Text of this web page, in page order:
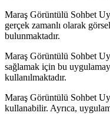
Maraş Görüntülü Sohbet
gerçek zamanlı olarak
bulunmaktadır.
Maraş Görüntülü Sohbet
sağlamak için bu
kullanılmaktadır.
Maraş Görüntülü Sohbet
kullanabilir. Ayrıca,